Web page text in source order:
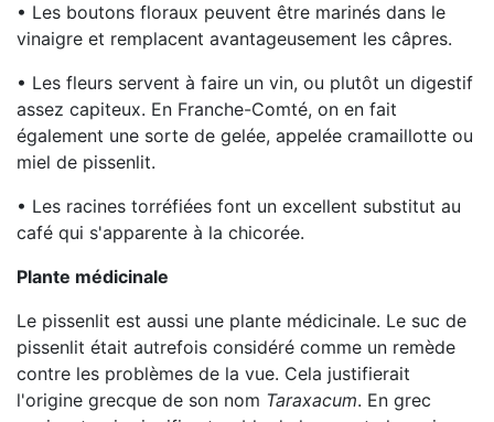
• Les boutons floraux peuvent être marinés dans le
vinaigre et remplacent avantageusement les câpres.
• Les fleurs servent à faire un vin, ou plutôt un digestif
assez capiteux. En Franche-Comté, on en fait
également une sorte de gelée, appelée cramaillotte ou
miel de pissenlit.
• Les racines torréfiées font un excellent substitut au
café qui s'apparente à la chicorée.
Plante médicinale
Le pissenlit est aussi une plante médicinale. Le suc de
pissenlit était autrefois considéré comme un remède
contre les problèmes de la vue. Cela justifierait
l'origine grecque de son nom Taraxacum. En grec